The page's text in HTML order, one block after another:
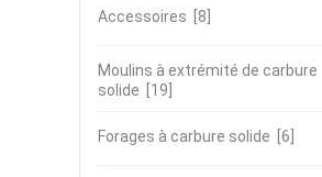
Accessoires [8]
Moulins à extrémité de carbure
solide [19]
Forages à carbure solide [6]